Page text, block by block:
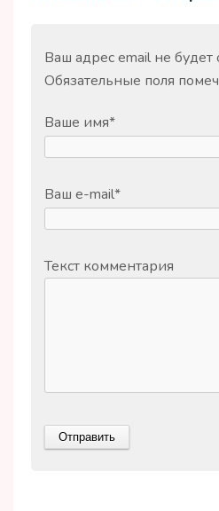
Ваш адрес email не будет
Обязательные поля
Ваше имя*
Ваш e-mail*
Текст комментария